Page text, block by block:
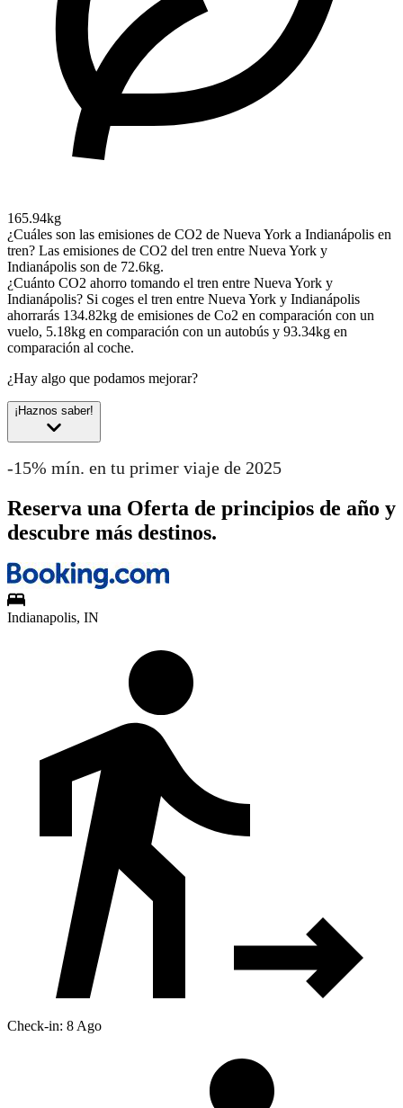
165.94kg
¿Cuáles son las emisiones de CO2 de Nueva York a Indianápolis en
tren? Las emisiones de CO2 del tren entre Nueva York y
Indianápolis son de 72.6kg.
¿Cuánto CO2 ahorro tomando el tren entre Nueva York y
Indianápolis? Si coges el tren entre Nueva York y Indianápolis
ahorrarás 134.82kg de emisiones de Co2 en comparación con un
vuelo, 5.18kg en comparación con un autobús y 93.34kg en
comparación al coche.
¿Hay algo que podamos mejorar?
¡Haznos saber!
-15% mín. en tu primer viaje de 2025
Reserva una Oferta de principios de año y
descubre más destinos.
Indianapolis, IN
Check-in: 8 Ago